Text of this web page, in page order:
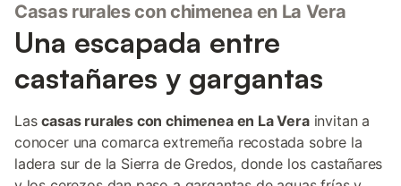
Casas rurales con chimenea en La Vera
Una escapada entre
castañares y gargantas
Lascasas rurales con chimenea en La Verainvitan a
conocer una comarca extremeña recostada sobre la
ladera sur de la Sierra de Gredos, donde los castañares